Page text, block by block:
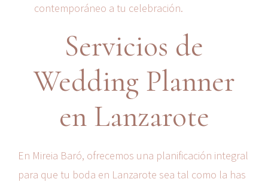
contemporáneo a tu celebración.
Servicios de
Wedding Planner
en Lanzarote
En Mireia Baró, ofrecemos una planificación integral
para que tu boda en Lanzarote sea tal como la has